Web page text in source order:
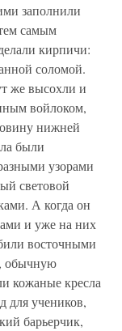
заполнили
самым
кирпичи:
соломой.
же высохли и
войлоком,
нижней
были
узорами
световой
А когда он
и уже на них
восточными
обычную
кожаные кресла
для учеников,
барьерчик,